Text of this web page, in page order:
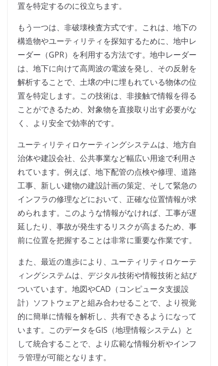
置を特定するのに役立ちます。
もう一つは、非破壊検査方式です。これは、地下の
構造物やユーティリティを探知するために、地中レ
ーダー（GPR）を利用する方法です。地中レーダー
は、地下に向けて高周波の電波を発し、その反射を
解析することで、土壌の中に埋もれている物体の位
置を特定します。この技術は、非接触で情報を得る
ことができるため、対象物を直接取り出す必要がな
く、より安全で効率的です。
ユーティリティロケーティングシステムは、地方自
治体や建設会社、公共事業など幅広い用途で利用さ
れています。例えば、地下配管の点検や修理、道路
工事、新しい建物の建設計画の策定、そして緊急の
インフラの修理などにおいて、正確な位置情報が求
められます。このような情報がなければ、工事が遅
延したり、事故が発生するリスクが高まるため、事
前に位置を把握することは非常に重要な作業です。
また、最近の進歩により、ユーティリティロケーテ
ィングシステムは、デジタル技術や情報技術と結び
ついています。地図やCAD（コンピュータ支援設
計）ソフトウェアと組み合わせることで、より視覚
的に簡単に情報を解析し、共有できるようになって
います。このデータをGIS（地理情報システム）と
して統合することで、より広範な情報分析やインフ
ラ管理が可能となります。